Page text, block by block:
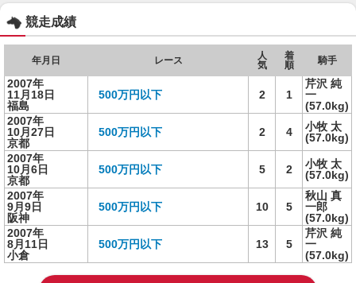
競走成績
年月日 レース
人
気
着
順
騎手
2007年
11月18日
福島
500万円以下 2 1
芹沢 純
一
(57.0kg)
2007年
10月27日
京都
500万円以下 2 4
小牧 太
(57.0kg)
2007年
10月6日
京都
500万円以下 5 2
小牧 太
(57.0kg)
2007年
9月9日
阪神
500万円以下 10 5
秋山 真
一郎
(57.0kg)
2007年
8月11日
小倉
500万円以下 13 5
芹沢 純
一
(57.0kg)